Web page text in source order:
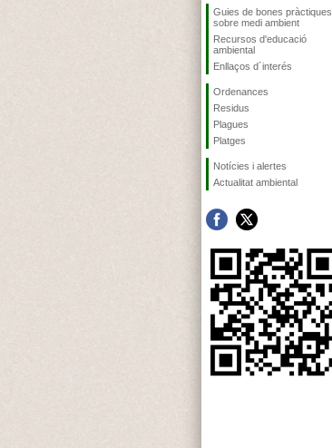
Guies de bones pràctiques
sobre medi ambient
Recursos d'educació
ambiental
Enllaços d´interés
Ordenances
Residus
Plagues
Platges
Notícies i alertes
Actualitat ambiental